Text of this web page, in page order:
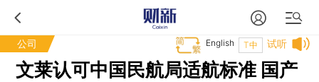
公司 试听
T中
English
文莱认可中国民航局适航标准 国产